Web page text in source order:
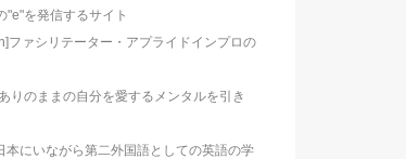
"e"を発信するサイト
ファシリテーター・アプライドインプロの
りのままの自分を愛するメンタルを引き
本にいながら第二外国語としての英語の学